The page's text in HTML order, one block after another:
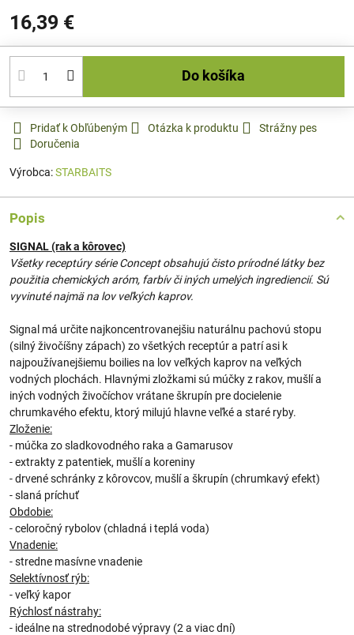
16,39 €
Do košíka
Pridať k Obľúbeným Otázka k produktu
Strážny pes
Doručenia
Výrobca:STARBAITS
Popis
SIGNAL (rak a kôrovec)
Všetky receptúry série Concept obsahujú čisto prírodné látky bez
použitia chemických aróm, farbív či iných umelých ingrediencií. Sú
vyvinuté najmä na lov veľkých kaprov.
Signal má určite najkoncentrovanejšiu naturálnu pachovú stopu
(silný živočíšny zápach) zo všetkých receptúr a patrí asi k
najpoužívanejšiemu boilies na lov veľkých kaprov na veľkých
vodných plochách. Hlavnými zložkami sú múčky z rakov, mušlí a
iných vodných živočíchov vrátane škrupín pre docielenie
chrumkavého efektu, ktorý milujú hlavne veľké a staré ryby.
Zloženie:
- múčka zo sladkovodného raka a Gamarusov
- extrakty z patentiek, mušlí a koreniny
- drvené schránky z kôrovcov, mušlí a škrupín (chrumkavý efekt)
- slaná príchuť
Obdobie:
- celoročný rybolov (chladná i teplá voda)
Vnadenie:
- stredne masívne vnadenie
Selektívnosť rýb:
- veľký kapor
Rýchlosť nástrahy:
- ideálne na strednodobé výpravy (2 a viac dní)